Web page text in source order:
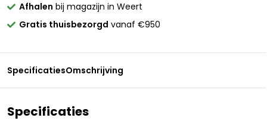
Afhalen bij magazijn in Weert
Gratis thuisbezorgd vanaf €950
SpecificatiesOmschrijving
Specificaties